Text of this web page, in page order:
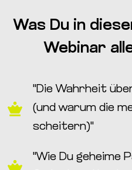
Was Du in
Webinar
"Die Wahrheit
(und warum die
scheitern)"
"Wie Du geheime